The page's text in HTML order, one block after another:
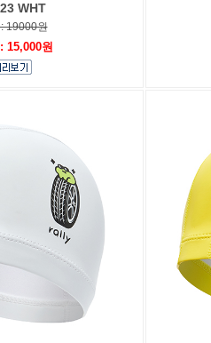
WHT
19000원
15,000원